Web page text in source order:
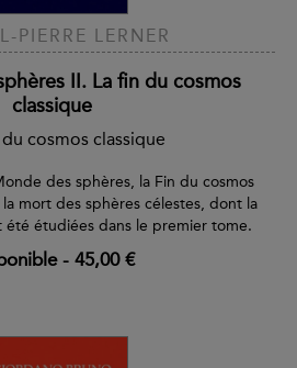
PIERRE LERNER
II. La fin du cosmos
classique
du cosmos classique
des sphères, la Fin du cosmos
mort des sphères célestes, dont la
été étudiées dans le premier tome.
- 45,00 €